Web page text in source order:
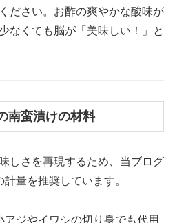
ださい。お酢の爽やかな酸味が
なくても脳が「美味しい！」と
南蛮漬けの材料
しさを再現するため、当ブログ
量を推奨しています。
ジやイワシの切り身でも代用